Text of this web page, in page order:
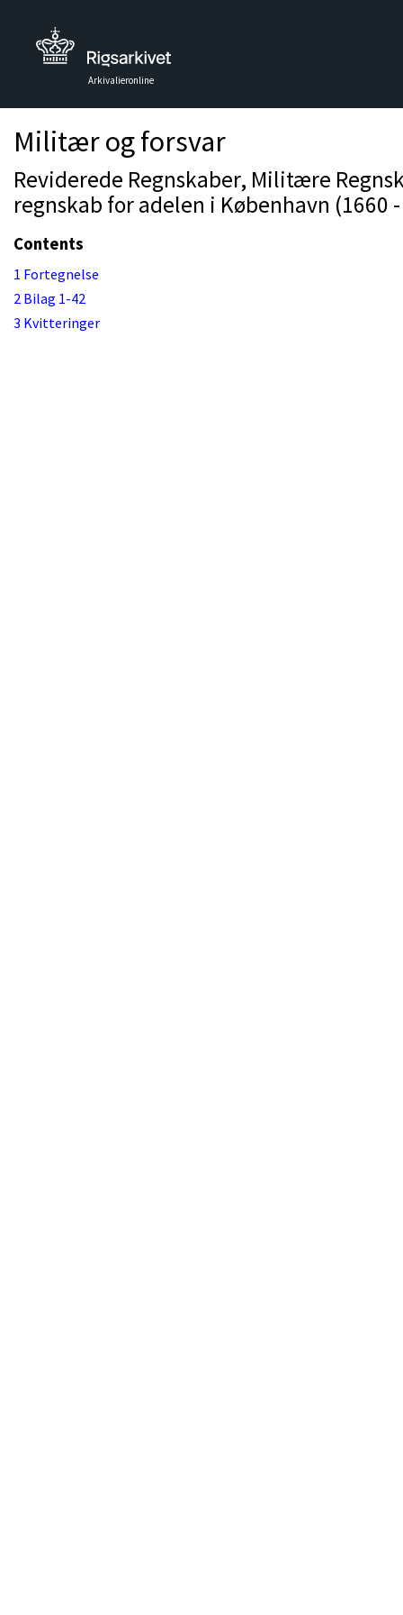
Arkivalieronline
Militær og forsvar
Reviderede Regnskaber, Militære
regnskab for adelen i København (1660
Contents
1 Fortegnelse
2 Bilag 1-42
3 Kvitteringer